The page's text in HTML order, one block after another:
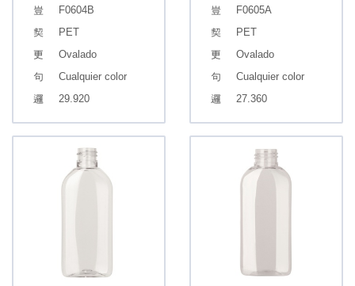
F0604B
PET
Ovalado
Cualquier color
29.920
F0605A
PET
Ovalado
Cualquier color
27.360